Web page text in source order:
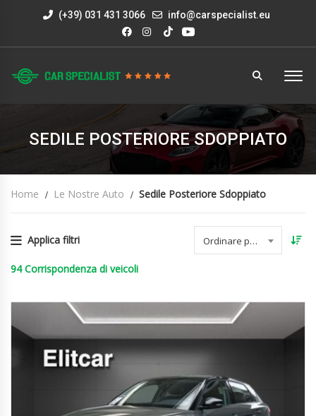
(+39) 031 431 3066 info@carspecialist.eu
SEDILE POSTERIORE SDOPPIATO
Home Le Nostre Auto Sedile Posteriore Sdoppiato
Applica filtri Ordinare per data
94 Corrispondenza di veicoli